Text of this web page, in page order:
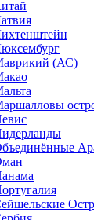
(АС)